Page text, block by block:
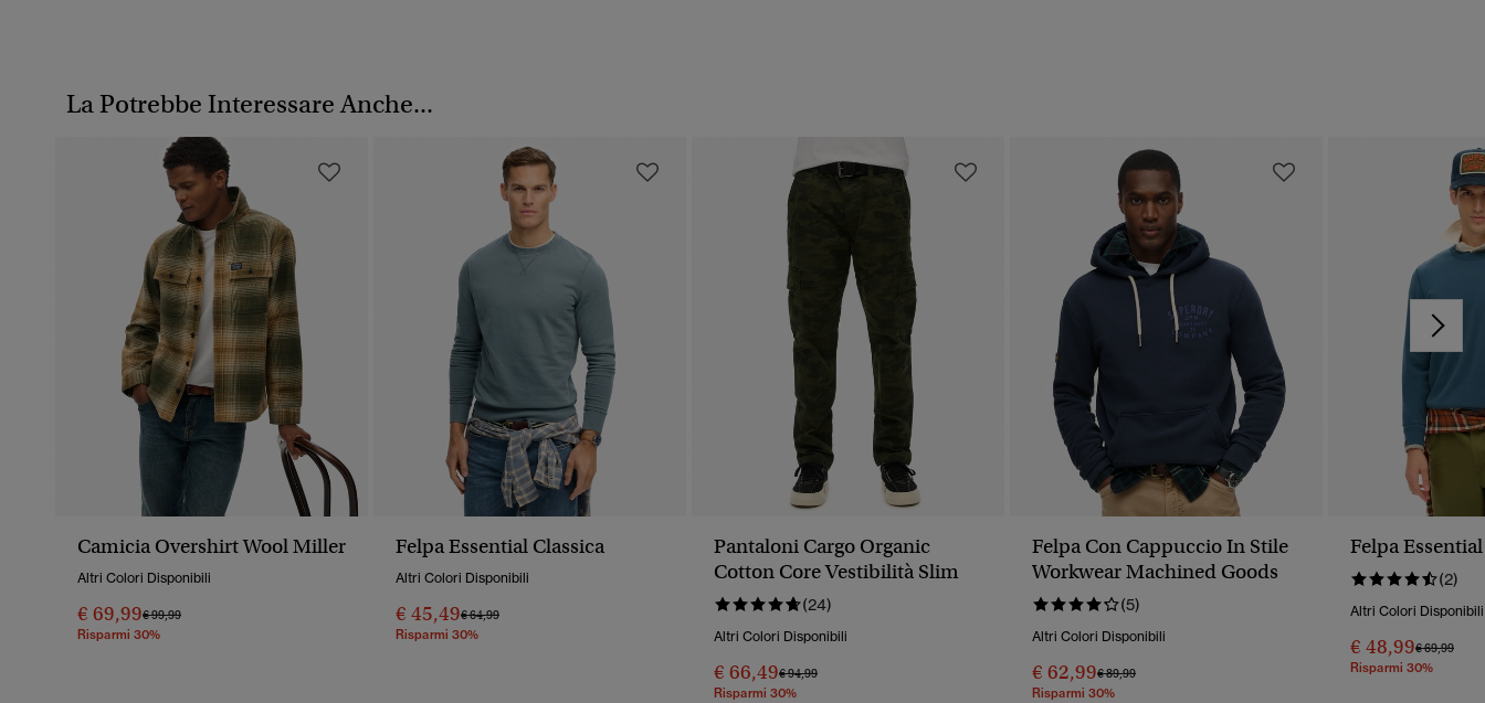
La Potrebbe Interessare Anche...
Camicia Overshirt Wool Miller
Altri Colori Disponibili
€ 69,99Prezzo Ridotto Da
€ 99,99A
Risparmi 30%
Felpa Essential Classica
Altri Colori Disponibili
€ 45,49Prezzo Ridotto Da
€ 64,99A
Risparmi 30%
Pantaloni Cargo Organic
Cotton Core Vestibilità Slim
(24)
Altri Colori Disponibili
€ 66,49Prezzo Ridotto Da
€ 94,99A
Risparmi 30%
Felpa Con Cappuccio In Stile
Workwear Machined Goods
(5)
Altri Colori Disponibili
€ 62,99Prezzo Ridotto Da
€ 89,99A
Risparmi 30%
Felpa
(2)
Altri Colori Disponibili
€ 48,99Prezzo
€ 69,99A
Risparmi 30%